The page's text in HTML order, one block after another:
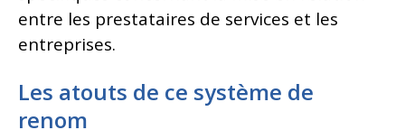
entre les prestataires de services et les
entreprises.
Les atouts de ce système de
renom